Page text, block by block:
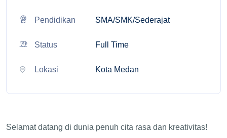
Pendidikan SMA/SMK/Sederajat
Status Full Time
Lokasi Kota Medan
Selamat datang di dunia penuh cita rasa dan kreativitas!